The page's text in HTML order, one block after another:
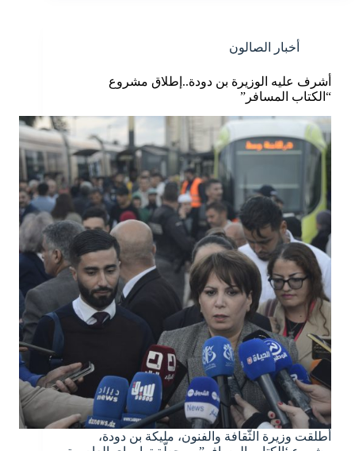
أخبار الصالون
أشرف عليه الوزيرة بن دودة..إطلاق مشروع
“الكتاب المسافر”
أطلقت وزيرة الثّقافة والفنون، مليكة بن دودة،